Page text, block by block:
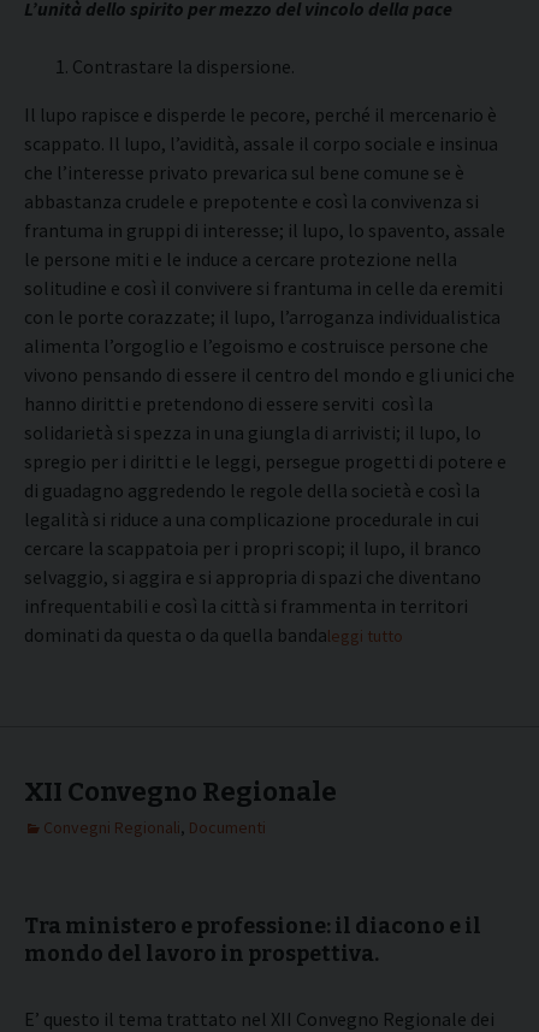
L’unità dello spirito per mezzo del vincolo della pace
Contrastare la dispersione.
Il lupo rapisce e disperde le pecore, perché il mercenario è
scappato. Il lupo, l’avidità, assale il corpo sociale e insinua
che l’interesse privato prevarica sul bene comune se è
abbastanza crudele e prepotente e così la convivenza si
frantuma in gruppi di interesse; il lupo, lo spavento, assale
le persone miti e le induce a cercare protezione nella
solitudine e così il convivere si frantuma in celle da eremiti
con le porte corazzate; il lupo, l’arroganza individualistica
alimenta l’orgoglio e l’egoismo e costruisce persone che
vivono pensando di essere il centro del mondo e gli unici che
hanno diritti e pretendono di essere serviti così la
solidarietà si spezza in una giungla di arrivisti; il lupo, lo
spregio per i diritti e le leggi, persegue progetti di potere e
di guadagno aggredendo le regole della società e così la
legalità si riduce a una complicazione procedurale in cui
cercare la scappatoia per i propri scopi; il lupo, il branco
selvaggio, si aggira e si appropria di spazi che diventano
infrequentabili e così la città si frammenta in territori
dominati da questa o da quella banda.leggi tutto
XII Convegno Regionale
Convegni Regionali, Documenti
Tra ministero e professione: il diacono e il
mondo del lavoro in prospettiva.
E’ questo il tema trattato nel XII Convegno Regionale dei